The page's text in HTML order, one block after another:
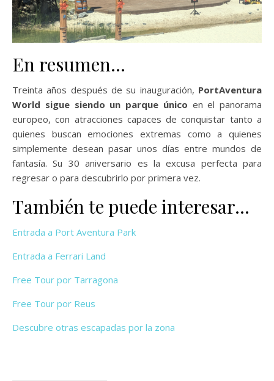
En resumen…
Treinta años después de su inauguración, PortAventura
World sigue siendo un parque único en el panorama
europeo, con atracciones capaces de conquistar tanto a
quienes buscan emociones extremas como a quienes
simplemente desean pasar unos días entre mundos de
fantasía. Su 30 aniversario es la excusa perfecta para
regresar o para descubrirlo por primera vez.
También te puede interesar…
Entrada a Port Aventura Park
Entrada a Ferrari Land
Free Tour por Tarragona
Free Tour por Reus
Descubre otras escapadas por la zona